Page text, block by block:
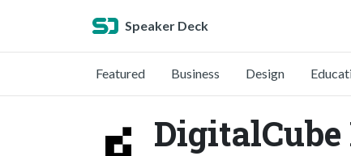
Speaker Deck
Featured Business Design
DigitalCube